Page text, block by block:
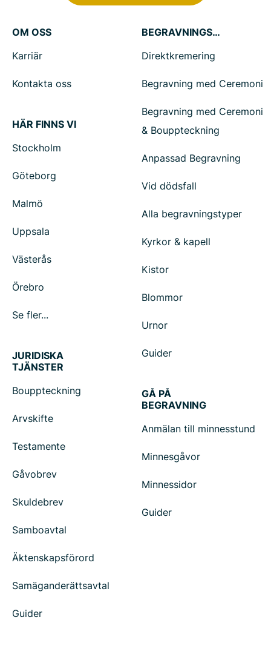
OM OSS
Karriär
Kontakta oss
HÄR FINNS VI
Stockholm
Göteborg
Malmö
Uppsala
Västerås
Örebro
Se fler...
BEGRAVNINGSTJÄNSTER
Direktkremering
Begravning med Ceremoni
Begravning med Ceremoni
& Bouppteckning
Anpassad Begravning
Vid dödsfall
Alla begravningstyper
Kyrkor & kapell
Kistor
Blommor
Urnor
Guider
JURIDISKA
TJÄNSTER
Bouppteckning
Arvskifte
Testamente
Gåvobrev
Skuldebrev
Samboavtal
Äktenskapsförord
Samäganderättsavtal
Guider
GÅ PÅ
BEGRAVNING
Anmälan till minnesstund
Minnesgåvor
Minnessidor
Guider